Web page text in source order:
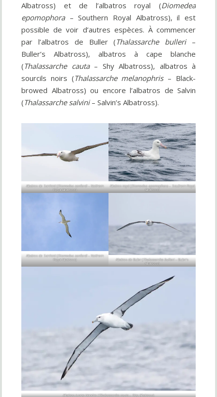
Albatross) et de l’albatros royal (Diomedea
epomophora– Southern Royal Albatross), il est
possible de voir d’autres espèces. À commencer
par l’albatros de Buller (Thalassarche bulleri–
Buller’s Albatross), albatros à cape blanche
(Thalassarche cauta– Shy Albatross), albatros à
sourcils noirs (Thalassarche melanophris– Black-
browed Albatross) ou encore l’albatros de Salvin
(Thalassarche salvini– Salvin’s Albatross).
Albatros de Sanford (Diomedea sanfordi– Northern
Royal Albatross)
Albatros royal (Diomedea epomophora– Southern Royal
Albatross)
Albatros de Sanford (Diomedea sanfordi– Northern
Royal Albatross)
Albatros de Buller (Thalassarche bulleri– Buller’s
Albatross)
Albatros à cape blanche (Thalassarche cauta– Shy Albatross)